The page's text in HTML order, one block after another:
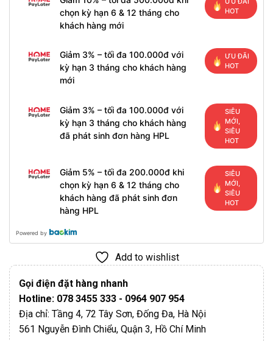
chọn kỳ hạn 6 & 12 tháng cho
khách hàng mới
HOT
Giảm 3% – tối đa 100.000đ với
kỳ hạn 3 tháng cho khách hàng
mới
ƯU ĐÃI
HOT
Giảm 3% – tối đa 100.000đ với
kỳ hạn 3 tháng cho khách hàng
đã phát sinh đơn hàng HPL
SIÊU
MỚI,
SIÊU
HOT
Giảm 5% – tối đa 200.000đ khi
chọn kỳ hạn 6 & 12 tháng cho
khách hàng đã phát sinh đơn
hàng HPL
SIÊU
MỚI,
SIÊU
HOT
Powered by
Add to wishlist
Gọi điện đặt hàng nhanh
Hotline: 078 3455 333 - 0964 907 954
Địa chỉ: Tầng 4, 72 Tây Sơn, Đống Đa, Hà Nội
561 Nguyễn Đình Chiểu, Quận 3, Hồ Chí Minh